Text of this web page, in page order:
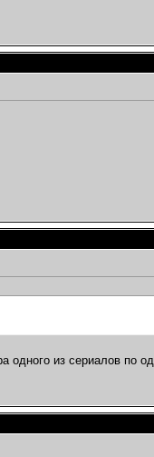
одного из сериалов по